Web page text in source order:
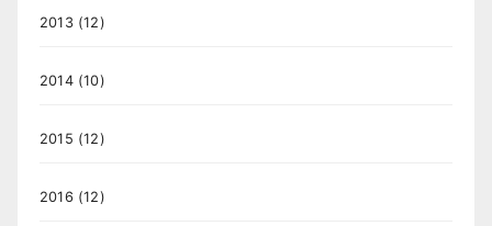
2013(12)
2014(10)
2015 (12)
2016 (12)